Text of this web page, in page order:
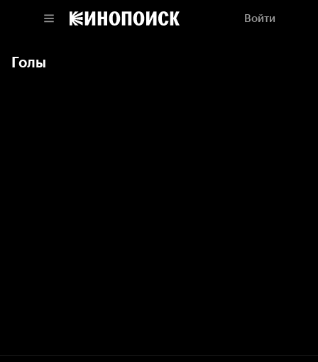
Войти
Голы